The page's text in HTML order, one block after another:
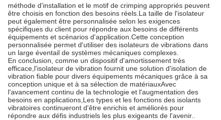
méthode d'installation et le motif de crimping appropriés peuvent
être choisis en fonction des besoins réels.La taille de l'isolateur
peut également être personnalisée selon les exigences
spécifiques du client pour répondre aux besoins de différents
équipements et scénarios d'application.Cette conception
personnalisée permet d'utiliser des isolateurs de vibrations dans
un large éventail de systèmes mécaniques complexes.
En conclusion, comme un dispositif d'amortissement très
efficace,l'isolateur de vibration fournit une solution d'isolation de
vibration fiable pour divers équipements mécaniques grâce à sa
conception unique et à sa sélection de matériauxAvec
l'avancement continu de la technologie et l'augmentation des
besoins en applications,Les types et les fonctions des isolants
vibratoires continueront d'être enrichis et améliorés pour
répondre aux défis industriels les plus exigeants de l'avenir..